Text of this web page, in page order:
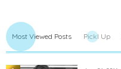
Most Viewed Posts PickI Up